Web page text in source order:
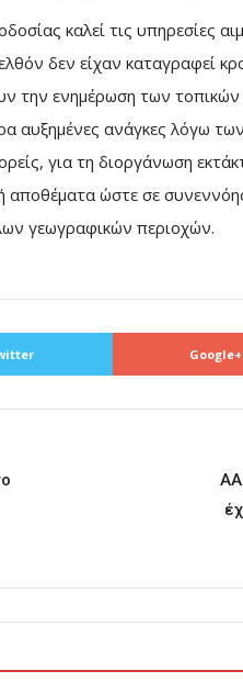
καλεί τις υπηρεσίες
δεν είχαν καταγραφεί
την ενημέρωση των
αυξημένες ανάγκες λόγω
για τη διοργάνωση
αποθέματα ώστε σε
γεωγραφικών περιοχών.
Google+